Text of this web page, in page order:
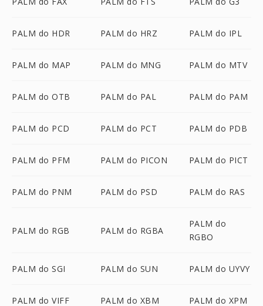
PALM do HDR PALM do HRZ PALM do IPL
PALM do MAP PALM do MNG PALM do MTV
PALM do OTB PALM do PAL PALM do PAM
PALM do PCD PALM do PCT PALM do PDB
PALM do PFM PALM do PICON PALM do PICT
PALM do PNM PALM do PSD PALM do RAS
PALM do RGB PALM do RGBA
PALM do
RGBO
PALM do SGI PALM do SUN PALM do UYVY
PALM do VIFF PALM do XBM PALM do XPM